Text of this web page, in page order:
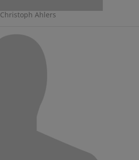
Christoph Ahlers